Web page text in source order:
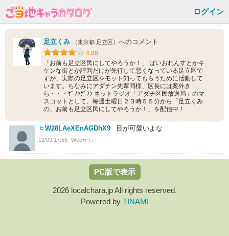
ログイン
足立くみ （東京都 足立区） へのコメント
4.00
「お前も足立区民にしてやろうか！」 ばいおれんすとかキ
ケンな街とか評判だけが先行して悪くなっている足立区で
すが、実際の足立区をモット知ってもらうために活動して
います。ちなみにアダチン先輩同様、区長には案外き
ら・・・ｹﾞﾌﾝｹﾞﾌﾝ ネットラジオ「アダチ区民放送局」のマ
スコットとして、毎週土曜日２３時５５分から「足立くみ
の、お前も足立区民にしてやろうか！」を配信中！
W28LAeXEnAGDhX9 目が可愛いよな
12/09 17:55 Webから
PC版で表示
2026 localchara.jp All rights reserved.
Powered by TINAMI